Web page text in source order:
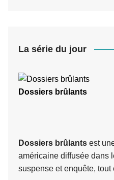
La série du jour
Dossiers brûlants
Dossiers brûlants est
américaine diffusée dans
suspense et enquête, tout